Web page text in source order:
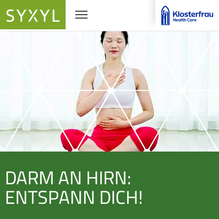
Navigationssichtbarkeit umschalten
DARM AN HIRN:
ENTSPANN DICH!